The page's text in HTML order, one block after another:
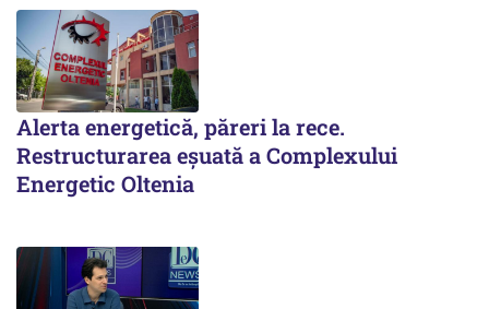
Alerta energetică, păreri la rece.
Restructurarea eșuată a Complexului
Energetic Oltenia